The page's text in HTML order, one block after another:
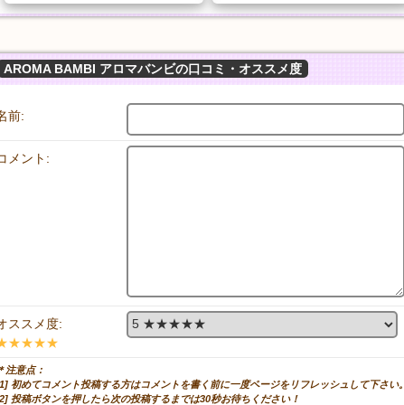
AROMA BAMBI アロマバンビの口コミ・オススメ度
前:
メント:
ススメ度:
＊注意点：
初めてコメント投稿する方はコメントを書く前に一度ページをリフレッシュして下さい
投稿ボタンを押したら次の投稿するまでは30秒お待ちください！